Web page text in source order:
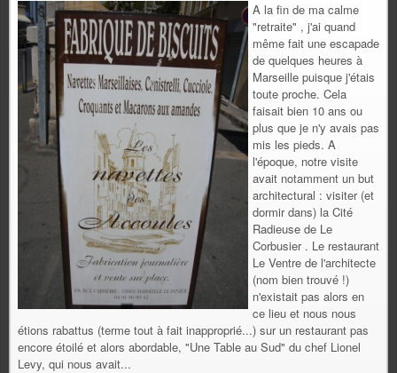
A la fin de ma calme
"retraite" , j'ai quand
même fait une escapade
de quelques heures à
Marseille puisque j'étais
toute proche. Cela
faisait bien 10 ans ou
plus que je n'y avais pas
mis les pieds. A
l'époque, notre visite
avait notamment un but
architectural : visiter (et
dormir dans) la Cité
Radieuse de Le
Corbusier . Le restaurant
Le Ventre de l'architecte
(nom bien trouvé !)
n'existait pas alors en
ce lieu et nous nous
étions rabattus (terme tout à fait inapproprié...) sur un restaurant pas
encore étoilé et alors abordable, "Une Table au Sud" du chef Lionel
Levy, qui nous avait...